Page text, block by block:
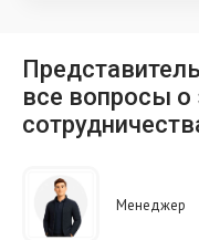
все вопросы о
Менеджер